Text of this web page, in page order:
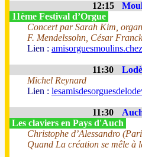
12:15
11ème Festival d’Orgue
Concert par Sarah Kim,
F. Mendelssohn, César
Lien :
11:30
Michel Reynard
Lien :
11:30
Les claviers en Pays d'Auch
Christophe d’Alessandro
Quand La création se mêle à